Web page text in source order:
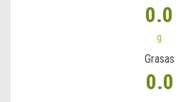
0.0
g
Grasas
0.0